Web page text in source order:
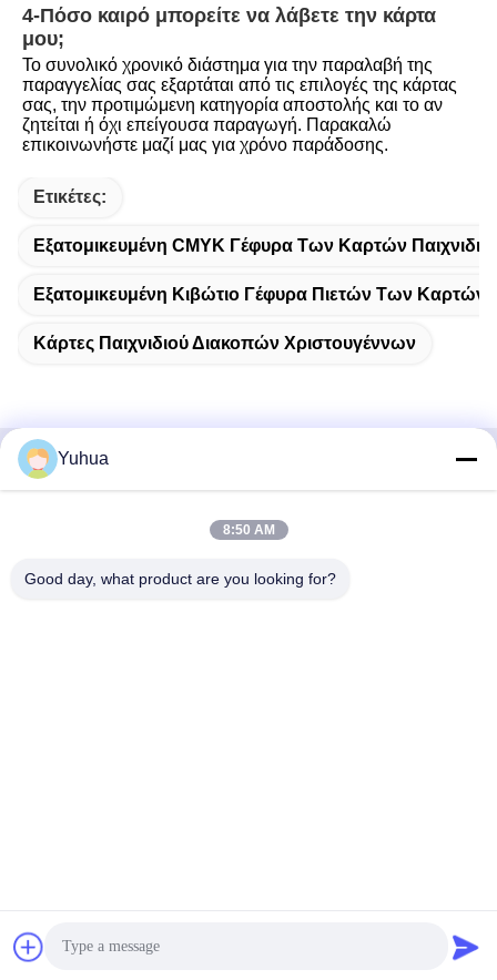
4-Πόσο καιρό μπορείτε να λάβετε την κάρτα
μου;
Το συνολικό χρονικό διάστημα για την παραλαβή της
παραγγελίας σας εξαρτάται από τις επιλογές της κάρτας
σας, την προτιμώμενη κατηγορία αποστολής και το αν
ζητείται ή όχι επείγουσα παραγωγή. Παρακαλώ
επικοινωνήστε μαζί μας για χρόνο παράδοσης.
Ετικέτες:
Εξατομικευμένη CMYK Γέφυρα Των Καρτών
Εξατομικευμένη Κιβώτιο Γέφυρα Πιετών Των Καρτών
Κάρτες Παιχνιδιού Διακοπών Χριστουγέννων
Γρήγορη επικοινωνία
Προσθήκη: αριθ. 26 Lixin 6th Road, Zengcheng District,
YUHUA PLAYING CARDS CO.,LTD. Όλα. Όλα τα δικαιώματα
Yuhua
8:50 AM
Good day, what product are you looking for?